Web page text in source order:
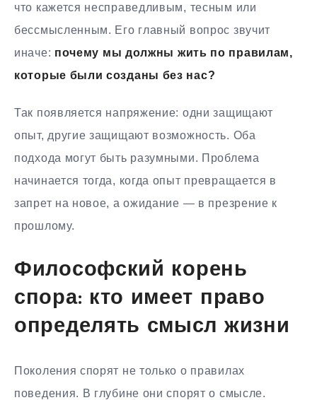
что кажется несправедливым, тесным или
бессмысленным. Его главный вопрос звучит
иначе: почему мы должны жить по правилам,
которые были созданы без нас?
Так появляется напряжение: одни защищают
опыт, другие защищают возможность. Оба
подхода могут быть разумными. Проблема
начинается тогда, когда опыт превращается в
запрет на новое, а ожидание — в презрение к
прошлому.
Философский корень
спора: кто имеет право
определять смысл жизни
Поколения спорят не только о правилах
поведения. В глубине они спорят о смысле.